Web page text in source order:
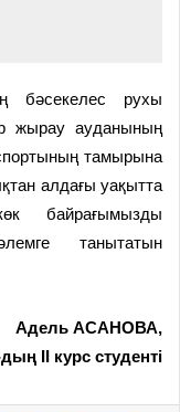
бәсекелес рухы
жырау ауданының
тамырына
алдағы уақытта
байрағымызды
танытатын
Адель АСАНОВА,
ІІ курс студенті